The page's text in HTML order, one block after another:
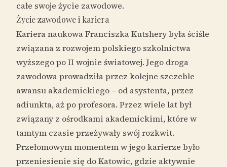
całe swoje życie zawodowe.
Życie zawodowe i kariera
Kariera naukowa Franciszka Kutshery była ściśle
związana z rozwojem polskiego szkolnictwa
wyższego po II wojnie światowej. Jego droga
zawodowa prowadziła przez kolejne szczeble
awansu akademickiego – od asystenta, przez
adiunkta, aż po profesora. Przez wiele lat był
związany z ośrodkami akademickimi, które w
tamtym czasie przeżywały swój rozkwit.
Przełomowym momentem w jego karierze było
przeniesienie się do Katowic, gdzie aktywnie